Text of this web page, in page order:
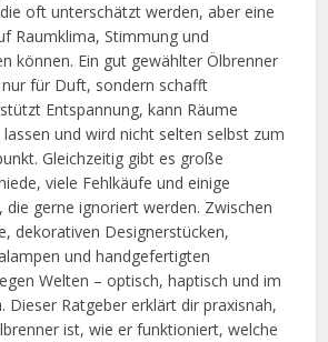
oft unterschätzt werden, aber eine
Raumklima, Stimmung und
können. Ein gut gewählter Ölbrenner
für Duft, sondern schafft
Entspannung, kann Räume
und wird nicht selten selbst zum
Gleichzeitig gibt es große
viele Fehlkäufe und einige
die gerne ignoriert werden. Zwischen
dekorativen Designerstücken,
und handgefertigten
Welten – optisch, haptisch und im
Dieser Ratgeber erklärt dir praxisnah,
ist, wie er funktioniert, welche